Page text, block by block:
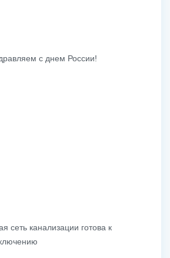
с днем России!
сеть канализации готова к